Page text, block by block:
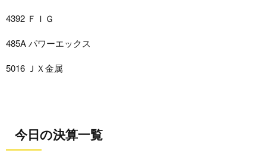
4392 ＦＩＧ
485A パワーエックス
5016 ＪＸ金属
今日の決算一覧